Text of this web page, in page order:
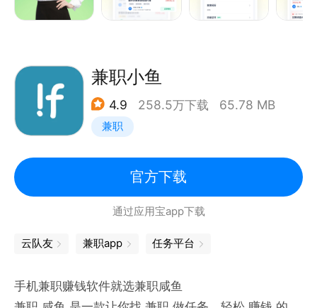
【身边兼职】
【灵活报名】
根据自己的时间安排，选择适合的服务机会并在线报
名。
服务时间、地点、要求、收入等信息清楚展示，方便判
断。
【平台审核】
兼职小鱼
4.9 258.5万下载 65.78 MB
兼职
官方下载
通过应用宝app下载
云队友 兼职app 任务平台
手机兼职赚钱软件就选兼职咸鱼